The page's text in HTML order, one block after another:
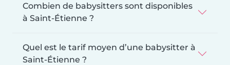
Combien de babysitters sont disponibles
à Saint-Étienne ?
Quel est le tarif moyen d’une babysitter à
Saint-Étienne ?